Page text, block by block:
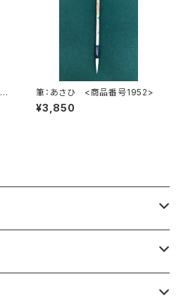
筆：あさひ <商品番号1952>
¥3,850